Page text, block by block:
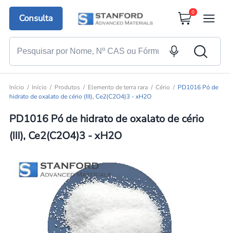
Consulta
0
Início Início Produtos Elemento de terra rara Cério
PD1016 Pó de
hidrato de oxalato de cério (III), Ce2(C2O4)3 - xH2O
PD1016 Pó de hidrato de oxalato de cério
(III), Ce2(C2O4)3 - xH2O